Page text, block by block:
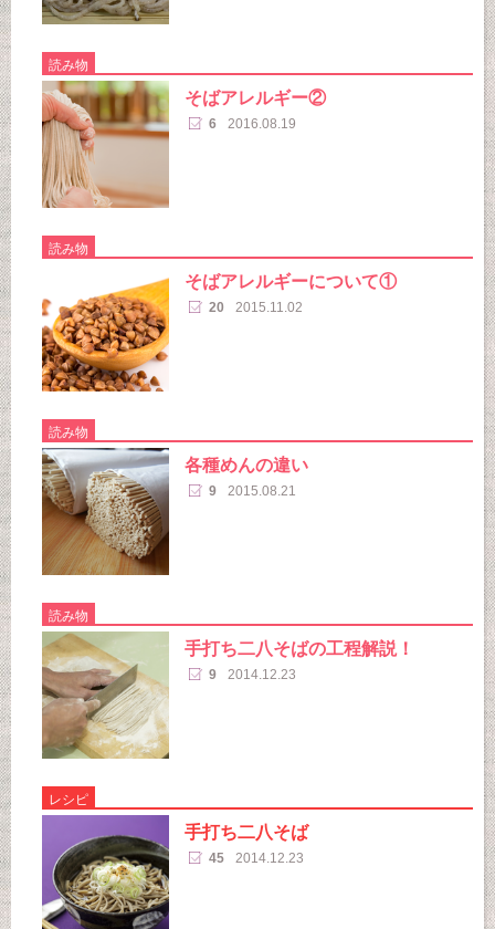
読み物
そばアレルギー②
6 2016.08.19
読み物
そばアレルギーについて①
20 2015.11.02
読み物
各種めんの違い
9 2015.08.21
読み物
手打ち二八そばの工程解説！
9 2014.12.23
レシピ
手打ち二八そば
45 2014.12.23